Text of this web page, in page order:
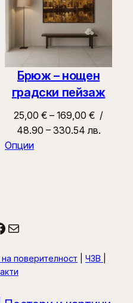
Брюж – нощен
градски пейзаж
25,00€ – 169,00€Price
range:
/
48.90 – 330.54 лв.
Опции
Имейл
поверителност ЧЗВ